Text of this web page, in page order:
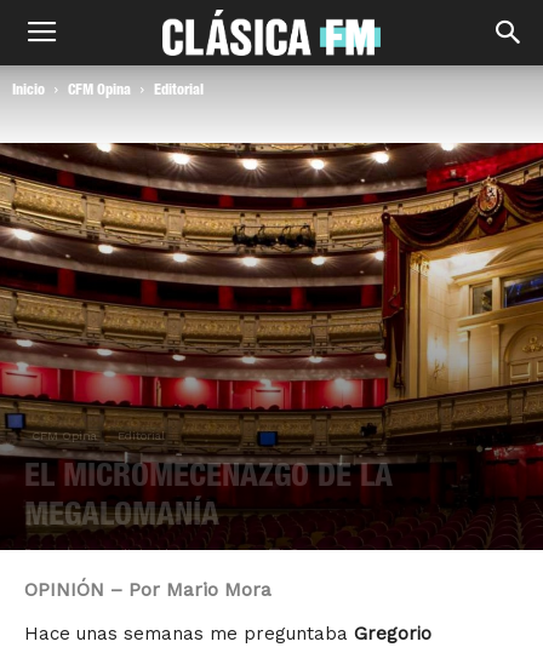
Inicio CFM Opina Editorial
CFM Opina Editorial
EL MICROMECENAZGO DE LA
MEGALOMANÍA
Por admin - diciembre 11, 2018 0
OPINIÓN – Por Mario Mora
Hace unas semanas me preguntaba Gregorio